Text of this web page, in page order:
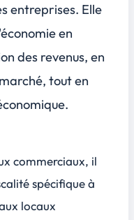
entreprises. Elle
en
des revenus, en
tout en
commerciaux, il
spécifique à
locaux